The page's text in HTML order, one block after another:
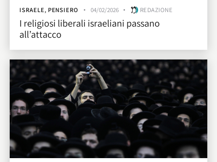
ISRAELE, PENSIERO 04/02/2026 REDAZIONE
I religiosi liberali israeliani passano
all’attacco